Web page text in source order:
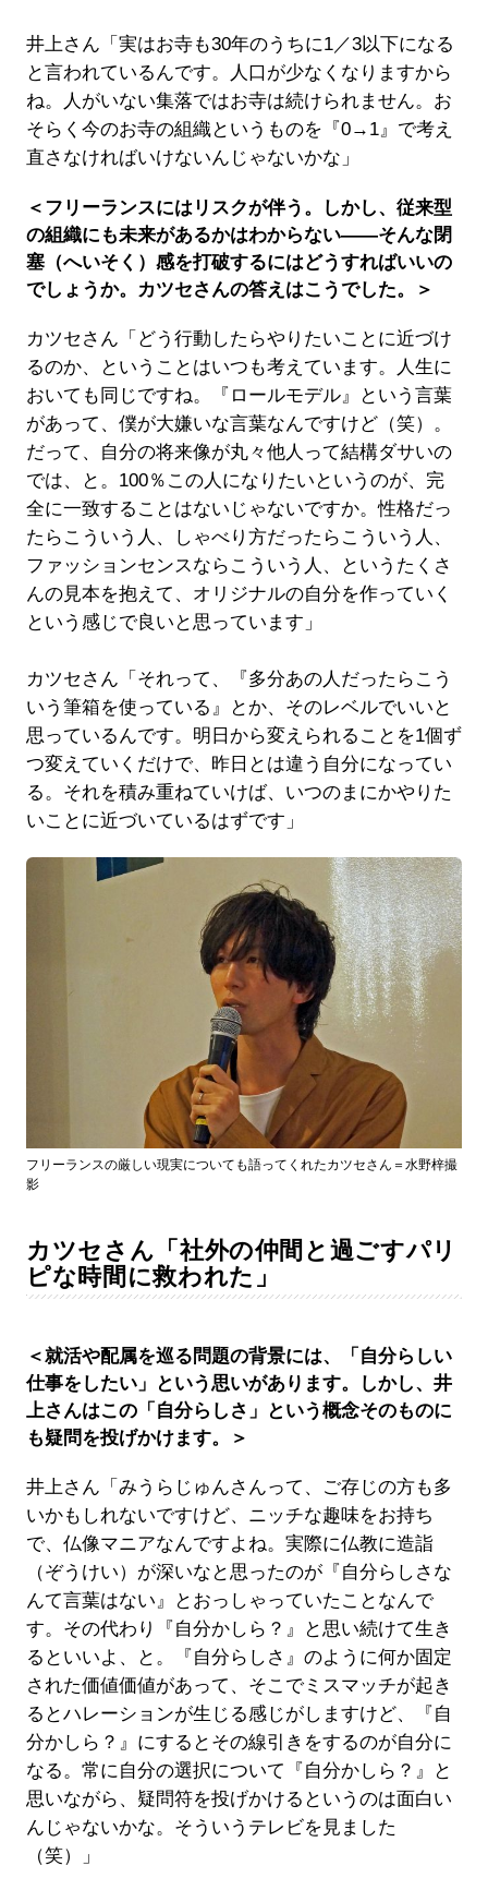
井上さん「実はお寺も30年のうちに1／3以下になる
と言われているんです。人口が少なくなりますから
ね。人がいない集落ではお寺は続けられません。お
そらく今のお寺の組織というものを『0→1』で考え
直さなければいけないんじゃないかな」
＜フリーランスにはリスクが伴う。しかし、従来型
の組織にも未来があるかはわからない――そんな閉
塞（へいそく）感を打破するにはどうすればいいの
でしょうか。カツセさんの答えはこうでした。＞
カツセさん「どう行動したらやりたいことに近づけ
るのか、ということはいつも考えています。人生に
おいても同じですね。『ロールモデル』という言葉
があって、僕が大嫌いな言葉なんですけど（笑）。
だって、自分の将来像が丸々他人って結構ダサいの
では、と。100％この人になりたいというのが、完
全に一致することはないじゃないですか。性格だっ
たらこういう人、しゃべり方だったらこういう人、
ファッションセンスならこういう人、というたくさ
んの見本を抱えて、オリジナルの自分を作っていく
という感じで良いと思っています」
カツセさん「それって、『多分あの人だったらこう
いう筆箱を使っている』とか、そのレベルでいいと
思っているんです。明日から変えられることを1個ず
つ変えていくだけで、昨日とは違う自分になってい
る。それを積み重ねていけば、いつのまにかやりた
いことに近づいているはずです」
フリーランスの厳しい現実についても語ってくれたカツセさん＝水野梓撮
影
カツセさん「社外の仲間と過ごすパリ
ピな時間に救われた」
＜就活や配属を巡る問題の背景には、「自分らしい
仕事をしたい」という思いがあります。しかし、井
上さんはこの「自分らしさ」という概念そのものに
も疑問を投げかけます。＞
井上さん「みうらじゅんさんって、ご存じの方も多
いかもしれないですけど、ニッチな趣味をお持ち
で、仏像マニアなんですよね。実際に仏教に造詣
（ぞうけい）が深いなと思ったのが『自分らしさな
んて言葉はない』とおっしゃっていたことなんで
す。その代わり『自分かしら？』と思い続けて生き
るといいよ、と。『自分らしさ』のように何か固定
された価値価値があって、そこでミスマッチが起き
るとハレーションが生じる感じがしますけど、『自
分かしら？』にするとその線引きをするのが自分に
なる。常に自分の選択について『自分かしら？』と
思いながら、疑問符を投げかけるというのは面白い
んじゃないかな。そういうテレビを見ました
（笑）」